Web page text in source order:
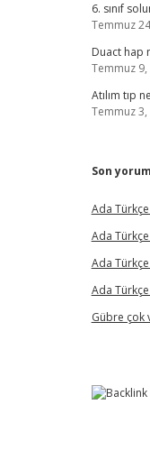
6. sınıf
Temmuz
Duact hap
Temmuz 9,
Atılım tıp
Temmuz 3,
Son
Ada
Ada
Ada
Ada
Gübre çok